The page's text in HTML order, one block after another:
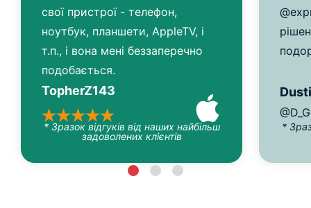
свої пристрої - телефон,
ноутбук, планшети, AppleTV, і
т.п., і вона мені беззаперечно
подобається.
TopherZ143
* Зразок відгуків від наших найбільш
задоволених клієнтів
*